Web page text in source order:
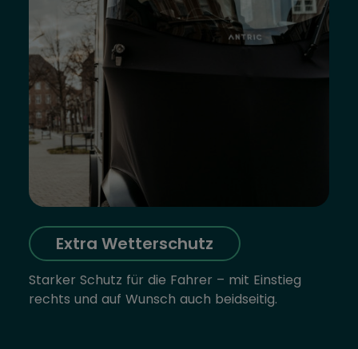
Extra Wetterschutz
Starker Schutz für die Fahrer – mit Einstieg
rechts und auf Wunsch auch beidseitig.